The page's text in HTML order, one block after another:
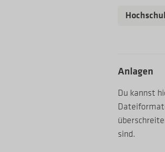
Anlagen
Du kannst
sind.